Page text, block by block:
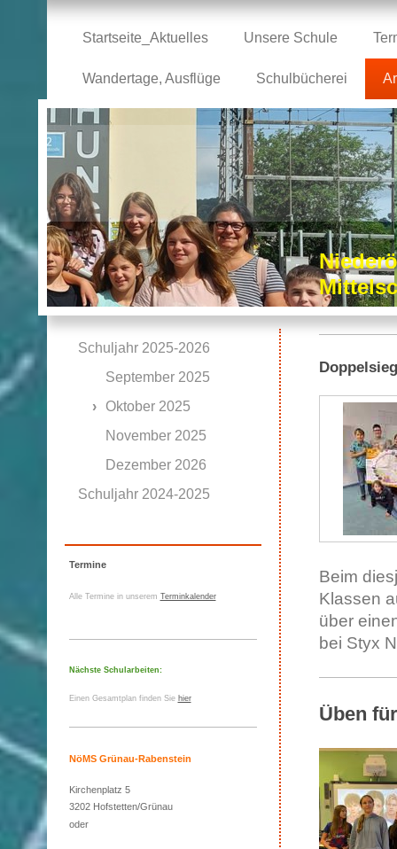
Startseite_Aktuelles Unsere Schule
Wandertage, Ausflüge Schulbücherei
Beim
Klassen
über
bei Styx
Üben
Schuljahr 2025-2026
September 2025
Oktober 2025
November 2025
Dezember 2026
Schuljahr 2024-2025
Termine
Alle Termine in unserem Terminkalender
Nächste Schularbeiten:
Einen Gesamtplan finden Sie hier
NöMS Grünau-Rabenstein
Kirchenplatz 5
3202 Hofstetten/Grünau
oder